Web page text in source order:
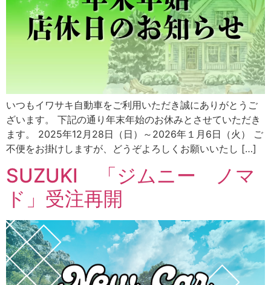
いつもイワサキ自動車をご利用いただき誠にありがとうご
ざいます。 下記の通り年末年始のお休みとさせていただき
ます。 2025年12月28日（日）～2026年１月6日（火） ご
不便をお掛けしますが、どうぞよろしくお願いいたし […]
SUZUKI 「ジムニー ノマ
ド」受注再開